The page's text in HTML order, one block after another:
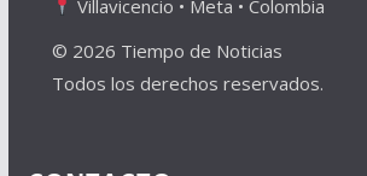
Villavicencio • Meta • Colombia
© 2026 Tiempo de Noticias
Todos los derechos reservados.